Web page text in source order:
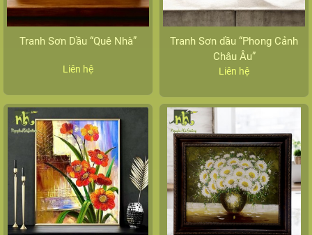
Tranh Sơn Dầu “Quê Nhà”
Liên hệ
Tranh Sơn dầu “Phong Cảnh
Châu Âu”
Liên hệ